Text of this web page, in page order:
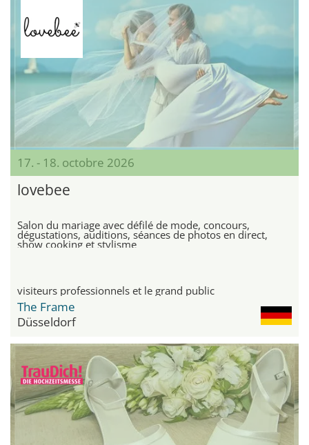
17. - 18. octobre 2026
lovebee
Salon du mariage avec défilé de mode, concours,
dégustations, auditions, séances de photos en direct,
show cooking et stylisme
visiteurs professionnels et le grand public
The Frame
Düsseldorf